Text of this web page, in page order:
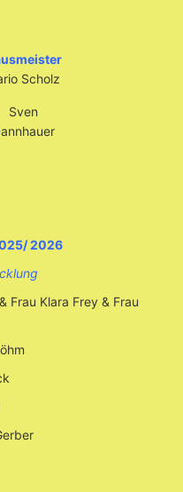
Scholz
Sven
2026
Frau Klara Frey & Frau